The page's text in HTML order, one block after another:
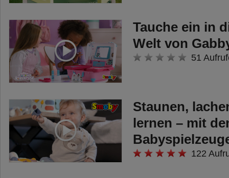
Tauche ein in
Welt von
51
Staunen,
lernen – mit
122